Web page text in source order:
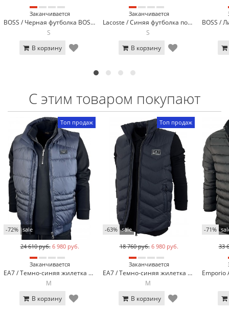
Заканчивается
BOSS / Черная футболка BOSS 3056-1
S
В корзину
Заканчивается
Lacoste / Синяя футболка поло Lacoste LC3-4
S
В корзину
С этим товаром покупают
Топ продаж
-72% sale
24 610 руб. 6 980 руб.
Заканчивается
EA7 / Темно-синяя жилетка EA7 462-2
M
В корзину
Топ продаж
-63% sale
18 760 руб. 6 980 руб.
Заканчивается
EA7 / Темно-синяя жилетка EA7 EA-460-2
M
В корзину
-71%
33